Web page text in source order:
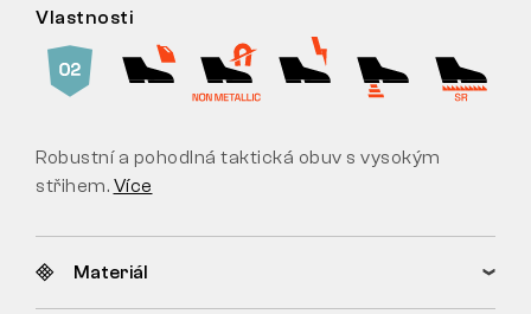
Vlastnosti
Robustní a pohodlná taktická obuv s vysokým
střihem. Více
Materiál